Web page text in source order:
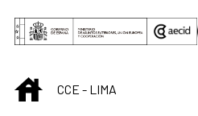
Saltar al contenido principal
INICIOCCE - LIMA